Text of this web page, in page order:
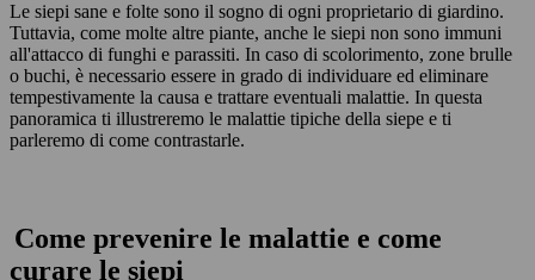
Le siepi sane e folte sono il sogno di ogni proprietario di giardino.
Tuttavia, come molte altre piante, anche le siepi non sono immuni
all'attacco di funghi e parassiti. In caso di scolorimento, zone brulle
o buchi, è necessario essere in grado di individuare ed eliminare
tempestivamente la causa e trattare eventuali malattie. In questa
panoramica ti illustreremo le malattie tipiche della siepe e ti
parleremo di come contrastarle.
Come prevenire le malattie e come
curare le siepi